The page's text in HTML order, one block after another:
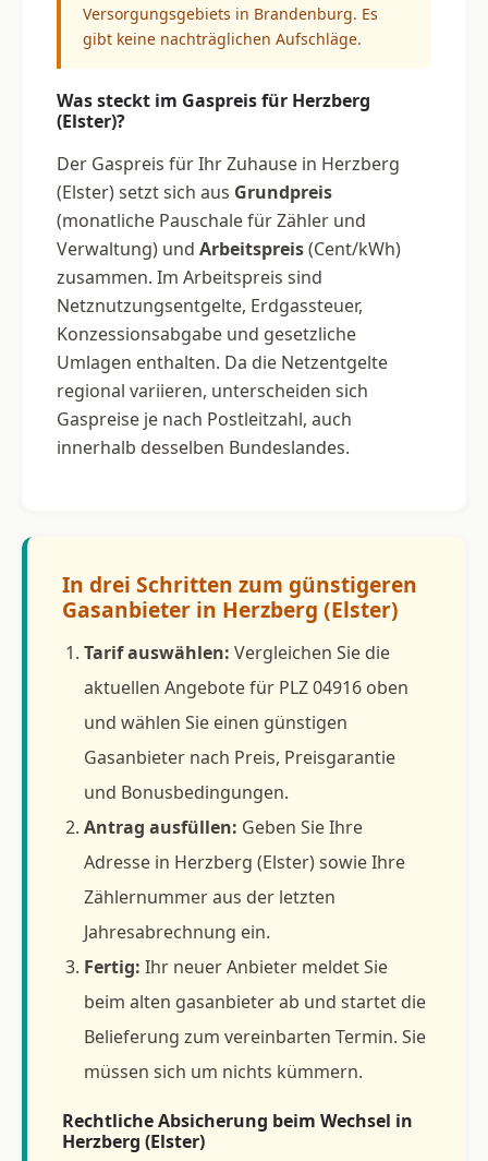
Versorgungsgebiets in Brandenburg. Es
gibt keine nachträglichen Aufschläge.
Was steckt im Gaspreis für Herzberg
(Elster)?
Der Gaspreis für Ihr Zuhause in Herzberg
(Elster) setzt sich aus Grundpreis
(monatliche Pauschale für Zähler und
Verwaltung) und Arbeitspreis(Cent/kWh)
zusammen. Im Arbeitspreis sind
Netznutzungsentgelte, Erdgassteuer,
Konzessionsabgabe und gesetzliche
Umlagen enthalten. Da die Netzentgelte
regional variieren, unterscheiden sich
Gaspreise je nach Postleitzahl, auch
innerhalb desselben Bundeslandes.
In drei Schritten zum günstigeren
Gasanbieter in Herzberg (Elster)
Tarif auswählen: Vergleichen Sie die
aktuellen Angebote für PLZ 04916 oben
und wählen Sie einen günstigen
Gasanbieter nach Preis, Preisgarantie
und Bonusbedingungen.
Antrag ausfüllen: Geben Sie Ihre
Adresse in Herzberg (Elster) sowie Ihre
Zählernummer aus der letzten
Jahresabrechnung ein.
Fertig: Ihr neuer Anbieter meldet Sie
beim alten gasanbieter ab und startet die
Belieferung zum vereinbarten Termin. Sie
müssen sich um nichts kümmern.
Rechtliche Absicherung beim Wechsel in
Herzberg (Elster)